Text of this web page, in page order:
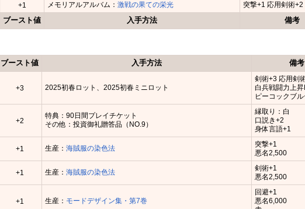
ブースト値 入手方法 備考
+1 メモリアルアルバム：激戦の果ての栄光 突撃+1 応用剣術+2
ブースト値 入手方法 備考
+3 2025初春ロット、2025初春ミニロット
剣術+3 応用剣
白兵戦闘力上
ピーコックブル
+2
特典：90日間プレイチケット
その他：投資御礼贈答品（NO.9）
縁取り：白
口説き+2
身体言語+1
+1 生産：海賊服の染色法
突撃+1
悪名2,500
+1 生産：海賊服の染色法
剣術+1
悪名2,500
+1 生産： モードデザイン集・第7巻
回避+1
悪名6,000